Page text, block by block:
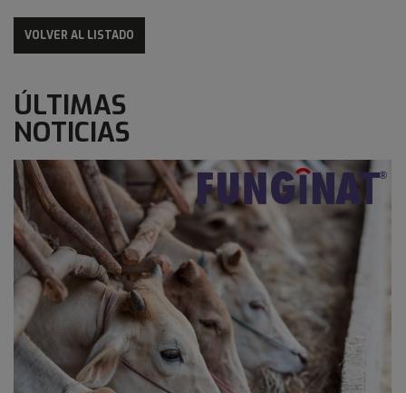
VOLVER AL LISTADO
ÚLTIMAS
NOTICIAS